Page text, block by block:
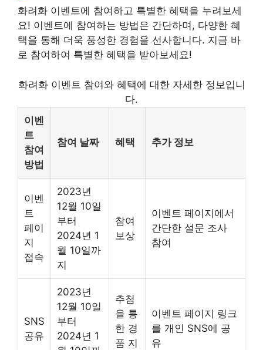
화려화 이벤트에 참여하고 특별한 혜택을 누려보세
요! 이벤트에 참여하는 방법은 간단하며, 다양한 혜
택을 통해 더욱 풍성한 경험을 선사합니다. 지금 바
로 참여하여 특별한 혜택을 받아보세요!
화려화 이벤트 참여와 혜택에 대한 자세한 정보입니
다.
이벤
트
참여
방법
참여 날짜 혜택 추가 정보
이벤
트
페이
지
접속
2023년
12월 10일
부터
2024년 1
월 10일까
지
참여
보상
이벤트 페이지에서
간단한 설문 조사
참여
SNS
공유
2023년
12월 10일
부터
2024년 1
추첨
을 통
한 경
품 지
이벤트 페이지 링크
를 개인 SNS에 공
유